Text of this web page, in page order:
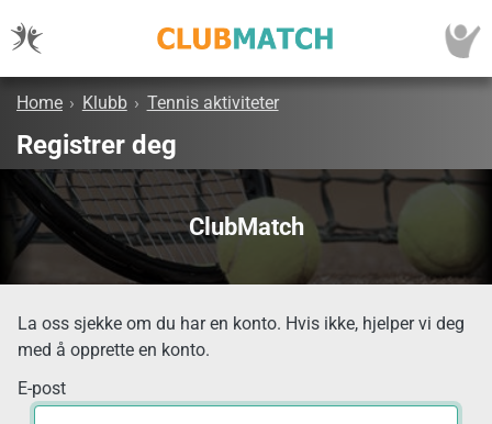
Home › Klubb › Tennis aktiviteter
Registrer deg
ClubMatch
La oss sjekke om du har en konto. Hvis ikke, hjelper vi deg
med å opprette en konto.
E-post